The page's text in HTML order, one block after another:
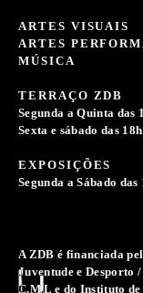
ARTES VISUAIS
ARTES
MÚSICA
TERRAÇO ZDB
Segunda a Quinta das
Sexta e sábado das
EXPOSIÇÕES
Segunda a Sábado das
A ZDB é financiada
Juventude e Desporto
C.M.L e do Instituto